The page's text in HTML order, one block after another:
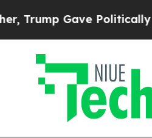
Politically